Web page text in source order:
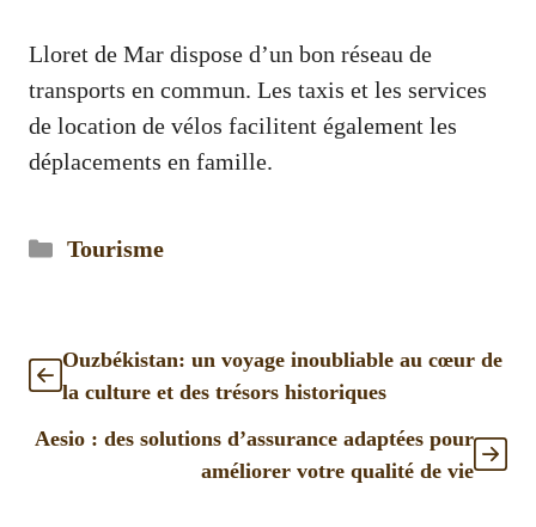
Lloret de Mar dispose d’un bon réseau de
transports en commun. Les taxis et les services
de location de vélos facilitent également les
déplacements en famille.
Catégories
Tourisme
Ouzbékistan: un voyage inoubliable au cœur de
la culture et des trésors historiques
Aesio : des solutions d’assurance adaptées pour
améliorer votre qualité de vie